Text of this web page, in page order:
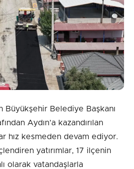
Büyükşehir Belediye Başkanı
Aydın’a kazandırılan
hız kesmeden devam ediyor.
yatırımlar, 17 ilçenin
olarak vatandaşlarla